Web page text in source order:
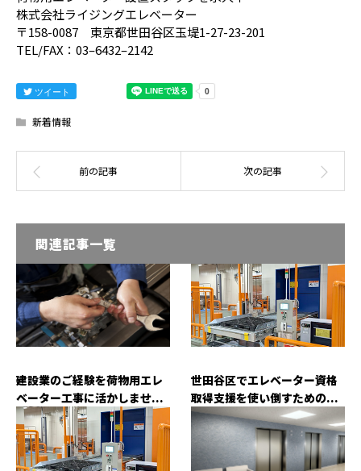
株式会社ライジングエレベーター
〒158-0087 東京都世田谷区玉堤1-27-23-201
TEL/FAX：03–6432–2142
ツイート
新着情報
関連記事一覧
建設業のご経験を荷物用エレ
ベーター工事に活かしませ...
世田谷区でエレベーター資格
取得支援を使い倒すための...